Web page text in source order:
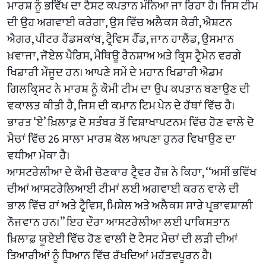
ਮਾਰਸ਼ ਨੂੰ ਭਵਿੱਖ ਦਾ ਟੈਸਟ ਕਪਤਾਨ ਮੰਨਿਆ ਜਾ ਰਿਹਾ ਹੈ। ਜਿਸ ਟੀਮ
ਦੀ ਉਹ ਅਗਵਾਈ ਕਰੇਗਾ, ਉਸ ਵਿੱਚ ਅਲੈਕਸ ਕੇਰੀ, ਐਸ਼ਟਨ
ਐਗਰ, ਪੀਟਰ ਹੈਂਡਸਕਾਂਬ, ਟ੍ਰੈਵਿਸ ਹੈੱਡ, ਜਾਨ ਹਾਲੈਂਡ, ਉਸਮਾਨ
ਖ਼ਵਾਜਾ, ਜੋਏਲ ਪੈਰਿਸ, ਮੈਥਿਊ ਰੈਨਸ਼ਾਅ ਅਤੇ ਕ੍ਰਿਸ ਟ੍ਰੈਮੇਨ ਵਰਗੇ
ਖਿਡਾਰੀ ਮੌਜੂਦ ਹਨ। ਆਪਣੇ ਸਮੇਂ ਦੇ ਮਹਾਨ ਖਿਡਾਰੀ ਐਡਮ
ਗਿਲਕ੍ਰਿਸਟ ਨੇ ਮਾਰਸ਼ ਨੂੰ ਕੌਮੀ ਟੀਮ ਦਾ ਉਪ ਕਪਤਾਨ ਬਣਾਉਣ ਦੀ
ਵਕਾਲਤ ਕੀਤੀ ਹੈ, ਜਿਸ ਦੀ ਕਮਾਨ ਟਿਮ ਪੇਨ ਦੇ ਹੱਥਾਂ ਵਿੱਚ ਹੈ।
ਭਾਰਤ ‘ਏ’ ਖ਼ਿਲਾਫ਼ ਦੋ ਸਤੰਬਰ ਤੋਂ ਵਿਸ਼ਾਖਾਪਟਨਮ ਵਿੱਚ ਹੋਣ ਵਾਲੇ ਦੋ
ਮੈਚਾਂ ਵਿੱਚ 26 ਸਾਲਾ ਮਾਰਸ਼ ਕੋਲ ਆਪਣਾ ਹੁਨਰ ਵਿਖਾਉਣ ਦਾ
ਵਧੀਆ ਮੌਕਾ ਹੈ।
ਆਸਟਰੇਲੀਆ ਦੇ ਕੌਮੀ ਚੋਣਕਾਰ ਟ੍ਰੈਵਰ ਹੌਂਜ਼ ਨੇ ਕਿਹਾ, ‘‘ਅਸੀਂ ਭਵਿੱਖ
ਦੀਆਂ ਆਸਟਰੇਲਿਆਈ ਟੀਮਾਂ ਲਈ ਅਗਵਾਈ ਕਰਨ ਵਾਲੇ ਦੀ
ਭਾਲ ਵਿੱਚ ਹਾਂ ਅਤੇ ਟ੍ਰੈਵਿਸ, ਮਿਸ਼ੇਲ ਅਤੇ ਅਲੈਕਸ ਸਾਰੇ ਪ੍ਰਭਾਵਸ਼ਾਲੀ
ਨੌਜਵਾਨ ਹਨ।’’ ਇਹ ਦੌਰਾ ਆਸਟਰੇਲੀਆ ਲਈ ਪਾਕਿਸਤਾਨ
ਖ਼ਿਲਾਫ਼ ਯੂਏਈ ਵਿੱਚ ਹੋਣ ਵਾਲੀ ਦੋ ਟੈਸਟ ਮੈਚਾਂ ਦੀ ਲੜੀ ਦੀਆਂ
ਤਿਆਰੀਆਂ ਨੂੰ ਧਿਆਨ ਵਿੱਚ ਰੱਖਦਿਆਂ ਮਹੱਤਵਪੂਰਨ ਹੈ।